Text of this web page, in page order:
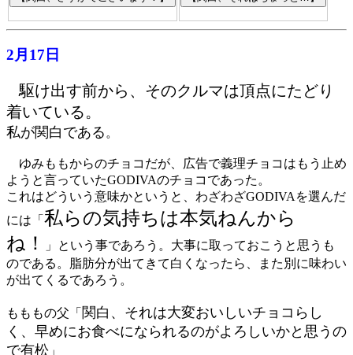
2月17日
駆け出す前から、そのクルマは頂点にたどり
着いている。
私が関白である 。
ゆみももからのチョコだが、広告で義理チョコはもう止め
ようと言っていたGODIVAのチョコであった。
これはどういう意味かというと、わざわざGODIVAを選んだ
には「 私らの気持ちは本気ねんから
ね！
」という事であろう。大事に取っておこうと思うも
のである。脂肪分が出てきて白くなったら、また別に味わい
が出てくるであろう。
もももの父「 関白、それは大変おいしいチョコらし
く、早めにお食べになられるのがよろしいかと思うの
で有松 」